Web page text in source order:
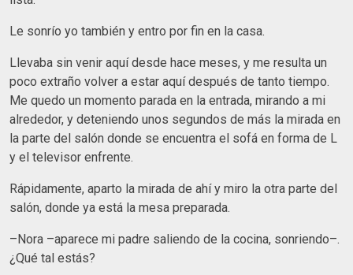
Le sonrío yo también y entro por fin en la casa.
Llevaba sin venir aquí desde hace meses, y me resulta un
poco extraño volver a estar aquí después de tanto tiempo.
Me quedo un momento parada en la entrada, mirando a mi
alrededor, y deteniendo unos segundos de más la mirada en
la parte del salón donde se encuentra el sofá en forma de L
y el televisor enfrente.
Rápidamente, aparto la mirada de ahí y miro la otra parte del
salón, donde ya está la mesa preparada.
–Nora –aparece mi padre saliendo de la cocina, sonriendo–.
¿Qué tal estás?